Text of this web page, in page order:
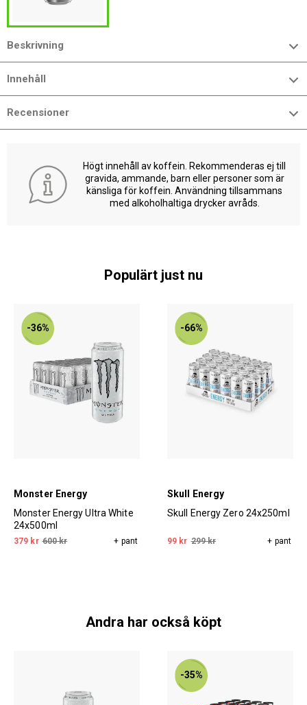
Beskrivning
Innehåll
Recensioner
Högt innehåll av koffein. Rekommenderas ej till
gravida, ammande, barn eller personer som är
känsliga för koffein. Användning tillsammans
med alkoholhaltiga drycker avråds.
Populärt just nu
-36%
Monster Energy
Monster Energy Ultra White
24x500ml
379 kr 600 kr + pant
-66%
Skull Energy
Skull Energy Zero 24x250ml
99 kr 299 kr + pant
Andra har också köpt
-35%